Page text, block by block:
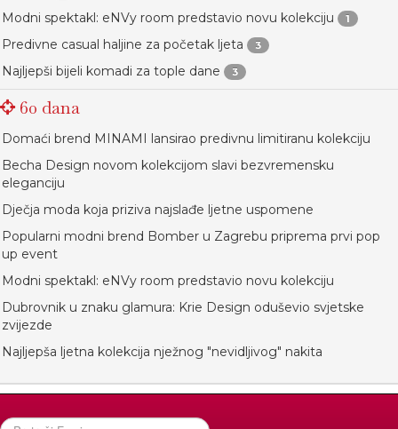
Modni spektakl: eNVy room predstavio novu kolekciju 1
Predivne casual haljine za početak ljeta 3
Najljepši bijeli komadi za tople dane 3
60 dana
Domaći brend MINAMI lansirao predivnu limitiranu kolekciju
Becha Design novom kolekcijom slavi bezvremensku
eleganciju
Dječja moda koja priziva najslađe ljetne uspomene
Popularni modni brend Bomber u Zagrebu priprema prvi pop
up event
Modni spektakl: eNVy room predstavio novu kolekciju
Dubrovnik u znaku glamura: Krie Design oduševio svjetske
zvijezde
Najljepša ljetna kolekcija nježnog "nevidljivog" nakita